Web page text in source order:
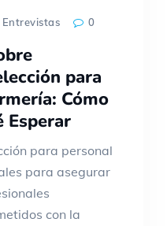
Entrevistas 0
para
Cómo
Esperar
para personal
para asegurar
con la